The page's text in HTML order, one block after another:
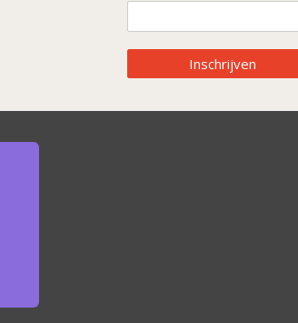
Inschrijven